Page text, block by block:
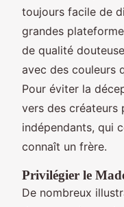
toujours facile de
grandes
de qualité
avec des couleurs
Pour éviter la
vers des créateurs
indépendants, qui
connaît un frère.
Privilégier le
De nombreux